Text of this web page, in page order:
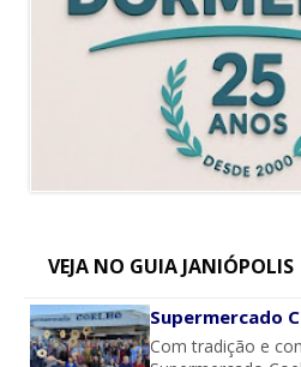
VEJA NO GUIA JANIÓPOLIS
Supermercado
Com tradição e